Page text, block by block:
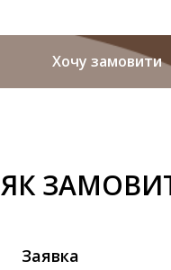
Хочу замовити
ЯК
Заявка